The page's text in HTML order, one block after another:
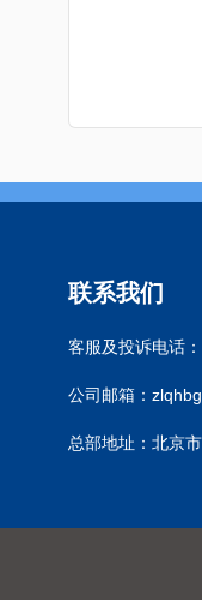
联系我们
客服及投诉电话
公司邮箱：
总部地址：北京